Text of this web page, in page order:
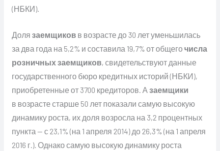
(НБКИ).
Доля заемщиков в возрасте до 30 лет уменьшилась
за два года на 5,2% и составила 19,7% от общегочисла
розничныхзаемщиков, свидетельствуют данные
государственного бюро кредитных историй (НБКИ),
приобретенные от 3700 кредиторов. А заемщики
в возрасте старше 50 лет показали самую высокую
динамику роста, их доля возросла на 3,2 процентных
пункта — с 23,1% (на 1 апреля 2014) до 26,3% (на 1 апреля
2016 г.). Однако самую высокую динамику роста